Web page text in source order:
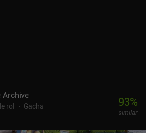
Recibimos una cantidad decente de
gratuito, pero las tasas de gacha pull son
sólo si te gustan los juegos de rol con
Archive
rol
Gacha
93%
similar